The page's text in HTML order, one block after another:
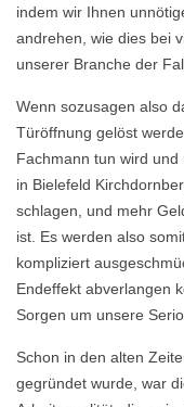
indem wir Ihnen
andrehen, wie dies bei
unserer Branche der
Wenn sozusagen also
Türöffnung gelöst
Fachmann tun wird
in Bielefeld
schlagen, und mehr
ist. Es werden also
kompliziert
Endeffekt abverlangen
Sorgen um unsere
Schon in den alten
gegründet wurde, war